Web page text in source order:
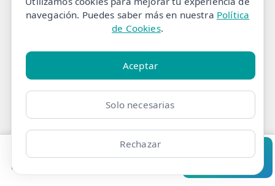
Clínicas
Pedir cita Consultar
navegación. Puedes saber más en nuestra Política
de Cookies.
Aceptar
Solo necesarias
Rechazar